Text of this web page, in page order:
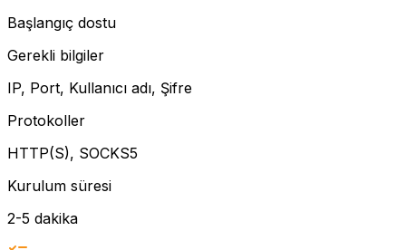
Başlangıç dostu
Gerekli bilgiler
IP, Port, Kullanıcı adı, Şifre
Protokoller
HTTP(S), SOCKS5
Kurulum süresi
2-5 dakika